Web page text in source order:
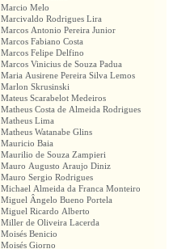
Marcio Melo
Marcivaldo Rodrigues Lira
Marcos Antonio Pereira Junior
Marcos Fabiano Costa
Marcos Felipe Delfino
Marcos Vinicius de Souza Padua
Maria Ausirene Pereira Silva Lemos
Marlon Skrusinski
Mateus Scarabelot Medeiros
Matheus Costa de Almeida Rodrigues
Matheus Lima
Matheus Watanabe Glins
Mauricio Baia
Maurilio de Souza Zampieri
Mauro Augusto Araujo Diniz
Mauro Sergio Rodrigues
Michael Almeida da Franca Monteiro
Miguel Ângelo Bueno Portela
Miguel Ricardo Alberto
Miller de Oliveira Lacerda
Moisés Benicio
Moisés Giorno